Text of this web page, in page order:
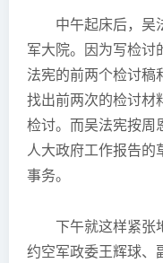
中午起床后，吴
军大院。因为写检讨
法宪的前两个检讨稿
找出前两次的检讨材
检讨。而吴法宪按周
人大政府工作报告的
事务。
下午就这样紧张
约空军政委王辉球、